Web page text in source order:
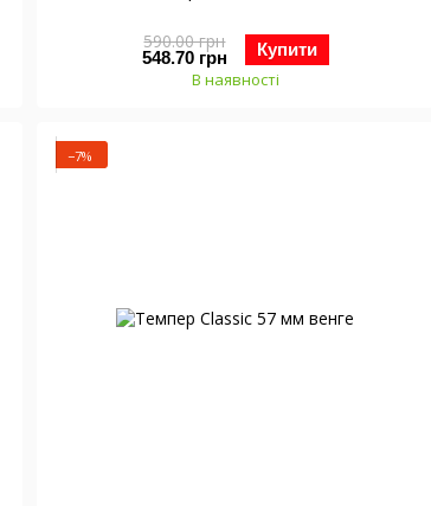
590.00 грн
548.70 грн Купити
В наявності
−7%